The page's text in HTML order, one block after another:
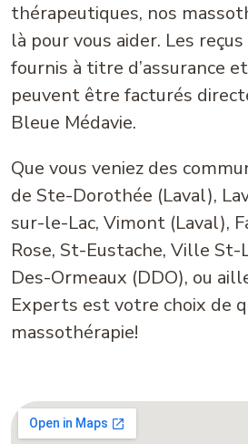
thérapeutiques, nos
là pour vous aider. Les
fournis à titre d’assurance
peuvent être facturés
Bleue Médavie.
Que vous veniez des
de Ste-Dorothée (Laval),
sur-le-Lac, Vimont (Laval),
Rose, St-Eustache, Ville
Des-Ormeaux (DDO), ou
Experts est votre choix de
massothérapie!